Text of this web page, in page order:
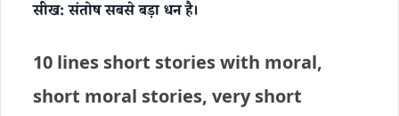
सीख: संतोष सबसे बड़ा धन है।
10 lines short stories with moral,
short moral stories, very short